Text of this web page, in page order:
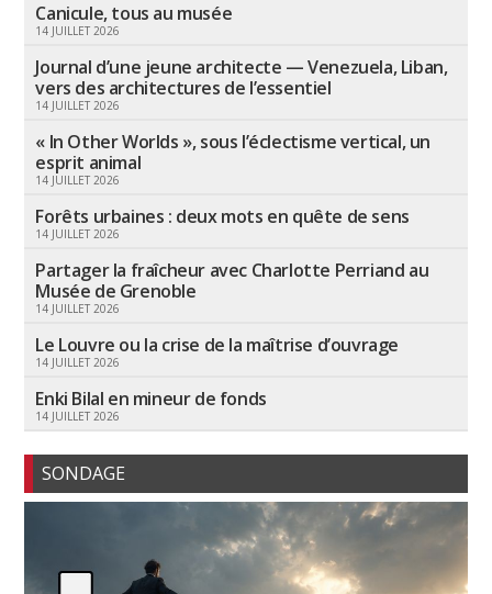
Canicule, tous au musée
14 JUILLET 2026
Journal d’une jeune architecte — Venezuela, Liban,
vers des architectures de l’essentiel
14 JUILLET 2026
« In Other Worlds », sous l’éclectisme vertical, un
esprit animal
14 JUILLET 2026
Forêts urbaines : deux mots en quête de sens
14 JUILLET 2026
Partager la fraîcheur avec Charlotte Perriand au
Musée de Grenoble
14 JUILLET 2026
Le Louvre ou la crise de la maîtrise d’ouvrage
14 JUILLET 2026
Enki Bilal en mineur de fonds
14 JUILLET 2026
SONDAGE